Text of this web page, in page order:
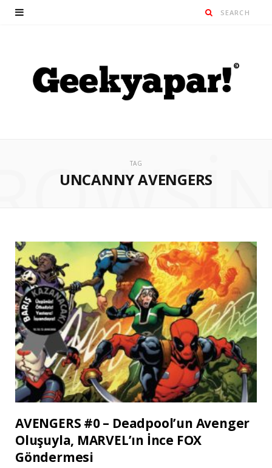
TAG
UNCANNY AVENGERS
AVENGERS #0 – Deadpool’un Avenger
Oluşuyla, MARVEL’ın İnce FOX
Göndermesi